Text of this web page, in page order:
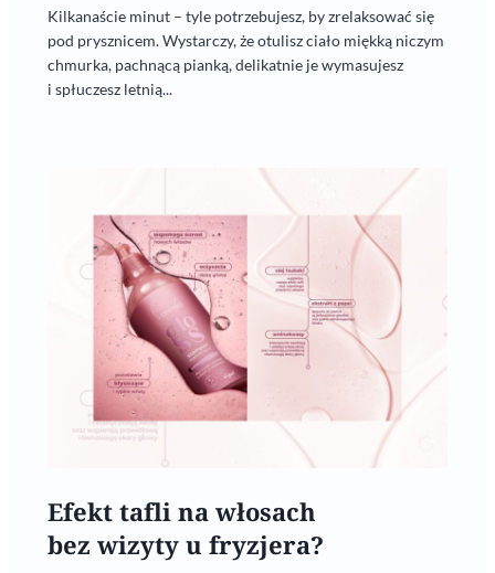
Kilkanaście minut – tyle potrzebujesz, by zrelaksować się
pod prysznicem. Wystarczy, że otulisz ciało miękką niczym
chmurka, pachnącą pianką, delikatnie je wymasujesz
i spłuczesz letnią...
Efekt tafli na włosach
bez wizyty u fryzjera?